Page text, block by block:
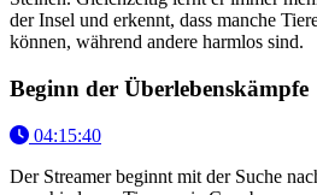
der Insel und erkennt, dass manche
können, während andere harmlos sind.
Beginn der Überlebenskämpfe
04:15:40
Der Streamer beginnt mit der Suche